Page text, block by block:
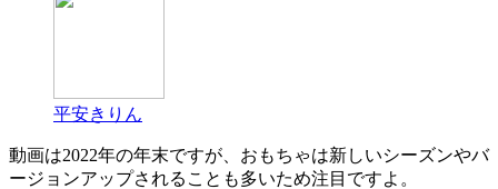
平安きりん
動画は2022年の年末ですが、おもちゃは新しいシーズンやバ
ージョンアップされることも多いため注目ですよ。